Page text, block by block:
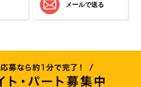
メールで送る